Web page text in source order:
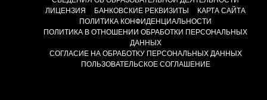
ЛИЦЕНЗИЯ
БАНКОВСКИЕ РЕКВИЗИТЫ
КАРТА САЙТА
ПОЛИТИКА КОНФИДЕНЦИАЛЬНОСТИ
ПОЛИТИКА В ОТНОШЕНИИ ОБРАБОТКИ ПЕРСОНАЛЬНЫХ
ДАННЫХ
СОГЛАСИЕ НА ОБРАБОТКУ ПЕРСОНАЛЬНЫХ ДАННЫХ
ПОЛЬЗОВАТЕЛЬСКОЕ СОГЛАШЕНИЕ